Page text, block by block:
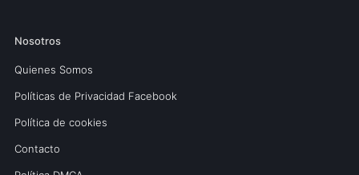
Nosotros
Quienes Somos
Políticas de Privacidad Facebook
Política de cookies
Contacto